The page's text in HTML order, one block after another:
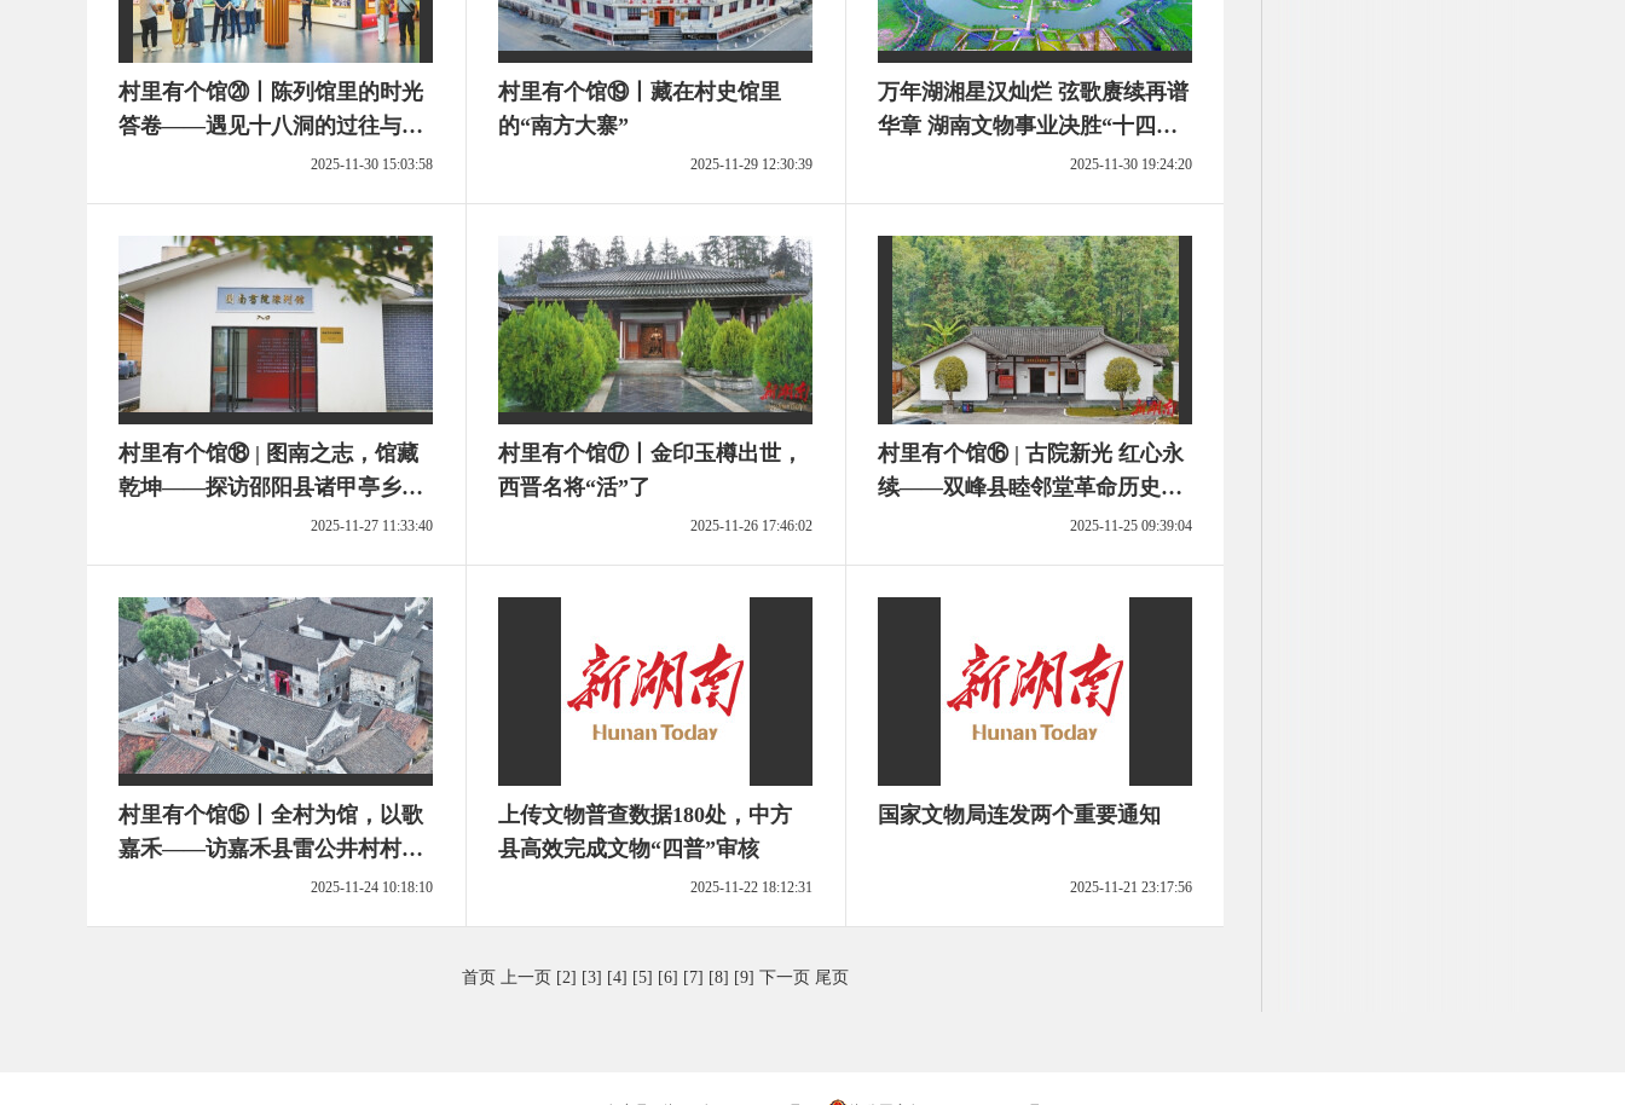
村里有个馆⑳丨陈列馆里的时光
答卷——遇见十八洞的过往与新
2025-11-30 15:03:58
村里有个馆⑲丨藏在村史馆里
的“南方大寨”
2025-11-29 12:30:39
万年湖湘星汉灿烂 弦歌赓续再谱
华章 湖南文物事业决胜“十四
2025-11-30 19:24:20
村里有个馆⑱ | 图南之志，馆藏
乾坤——探访邵阳县诸甲亭乡图
2025-11-27 11:33:40
村里有个馆⑰丨金印玉樽出世，
西晋名将“活”了
2025-11-26 17:46:02
村里有个馆⑯ | 古院新光 红心永
续——双峰县睦邻堂革命历史博
2025-11-25 09:39:04
村里有个馆⑮丨全村为馆，以歌
嘉禾——访嘉禾县雷公井村村史
2025-11-24 10:18:10
上传文物普查数据180处，中方
县高效完成文物“四普”审核
2025-11-22 18:12:31
国家文物局连发两个重要通知
2025-11-21 23:17:56
首页 上一页 [2] [3] [4] [5] [6] [7] [8] [9] 下一页 尾页